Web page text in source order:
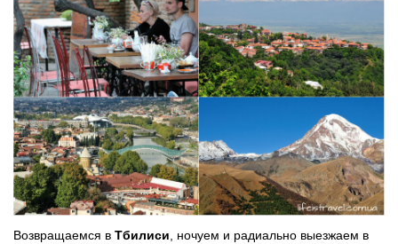
Возвращаемся в Тбилиси , ночуем и радиально выезжаем в